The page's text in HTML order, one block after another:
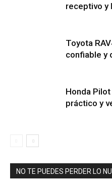
receptivo y
Toyota
confiable y
Honda
práctico y
NO TE PUEDES PERDER LO